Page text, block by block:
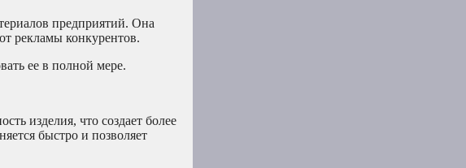
предприятий. Она
рекламы конкурентов.
ее в полной мере.
изделия, что создает более
быстро и позволяет